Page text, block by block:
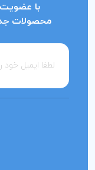
با عضویت
محصولات